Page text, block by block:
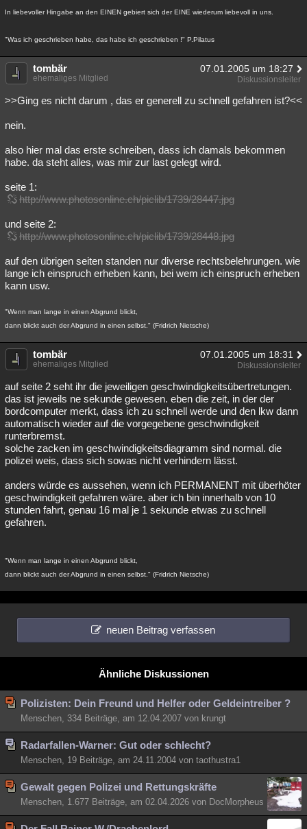
In liebevoller Hingabe an den EINEN gebiert sich der EINE wiederum liebevoll in uns.
"Was ich geschrieben habe, das habe ich geschrieben !" P.Pilatus
tombär 07.01.2005 um 18:27
ehemaliges Mitglied Diskussionsleiter
>>Ging es nicht darum , das er generell zu schnell gefahren ist?<<
nein.
also hier mal das erste schreiben, dass ich damals bekommen
habe. da steht alles, was mir zur last gelegt wird.
seite 1:
http://www.photosonline.ch/piclib/1739/28447.jpg
und seite 2:
http://www.photosonline.ch/piclib/1739/28448.jpg
auf den übrigen seiten standen nur diverse rechtsbelehrungen. wie
lange ich einspruch erheben kann, bei wem ich einspruch erheben
kann usw.
"Wenn man lange in einen Abgrund blickt,
dann blickt auch der Abgrund in einen selbst." (Fridrich Nietsche)
tombär 07.01.2005 um 18:31
ehemaliges Mitglied Diskussionsleiter
auf seite 2 seht ihr die jeweiligen geschwindigkeitsübertretungen.
das ist jeweils ne sekunde gewesen. eben die zeit, in der der
bordcomputer merkt, dass ich zu schnell werde und den lkw dann
automatisch wieder auf die vorgegebene geschwindigkeit
runterbremst.
solche zacken im geschwindigkeitsdiagramm sind normal. die
polizei weis, dass sich sowas nicht verhindern lässt.
anders würde es aussehen, wenn ich PERMANENT mit überhöter
geschwindigkeit gefahren wäre. aber ich bin innerhalb von 10
stunden fahrt, genau 16 mal je 1 sekunde etwas zu schnell
gefahren.
"Wenn man lange in einen Abgrund blickt,
dann blickt auch der Abgrund in einen selbst." (Fridrich Nietsche)
neuen Beitrag verfassen
Ähnliche Diskussionen
Polizisten: Dein Freund und Helfer oder Geldeintreiber ?
Menschen, 334 Beiträge, am 12.04.2007 von krungt
Radarfallen-Warner: Gut oder schlecht?
Menschen, 19 Beiträge, am 24.11.2004 von taothustra1
Gewalt gegen Polizei und Rettungskräfte
Menschen, 1.677 Beiträge, am 02.04.2026 von DocMorpheus